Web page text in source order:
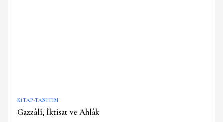
KITAP-TANITIM
Gazzâlî, İktisat ve Ahlâk